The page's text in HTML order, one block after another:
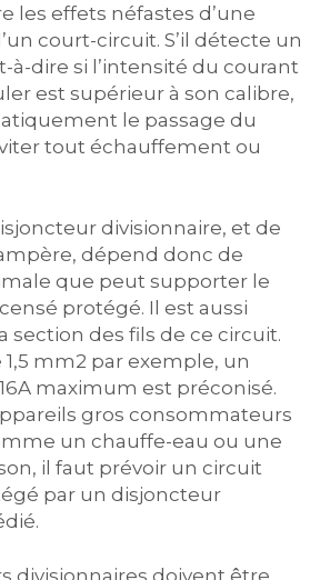
les effets néfastes d’une
court-circuit. S’il détecte un
à-dire si l’intensité du courant
est supérieur à son calibre,
le passage du
tout échauffement ou
divisionnaire, et de
dépend donc de
que peut supporter le
protégé. Il est aussi
section des fils de ce circuit.
1,5 mm2 par exemple, un
maximum est préconisé.
gros consommateurs
un chauffe-eau ou une
il faut prévoir un circuit
par un disjoncteur
divisionnaires doivent être